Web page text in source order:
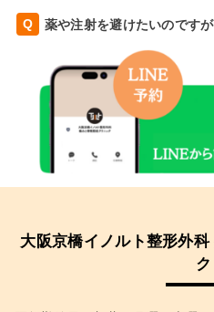
薬や注射を避けたいのです
大阪京橋イノルト整形外
ク